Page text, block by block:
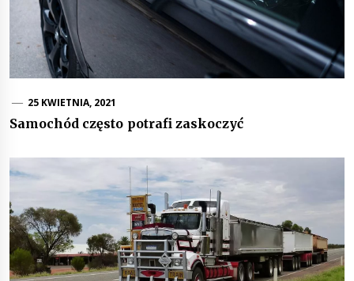
25 KWIETNIA, 2021
Samochód często potrafi zaskoczyć